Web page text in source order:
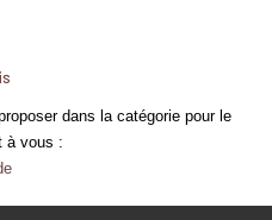
dans la catégorie pour le
à vous :